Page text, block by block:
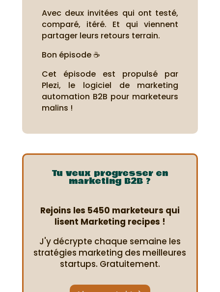
Avec deux invitées qui ont testé,
comparé, itéré. Et qui viennent
partager leurs retours terrain.
Bon épisode ☕
Cet épisode est propulsé par
Plezi, le logiciel de marketing
automation B2B pour marketeurs
malins !
Tu veux progresser en
marketing B2B ?
Rejoins les 5450 marketeurs qui
lisent Marketing recipes !
J'y décrypte chaque semaine les
stratégies marketing des meilleures
startups. Gratuitement.